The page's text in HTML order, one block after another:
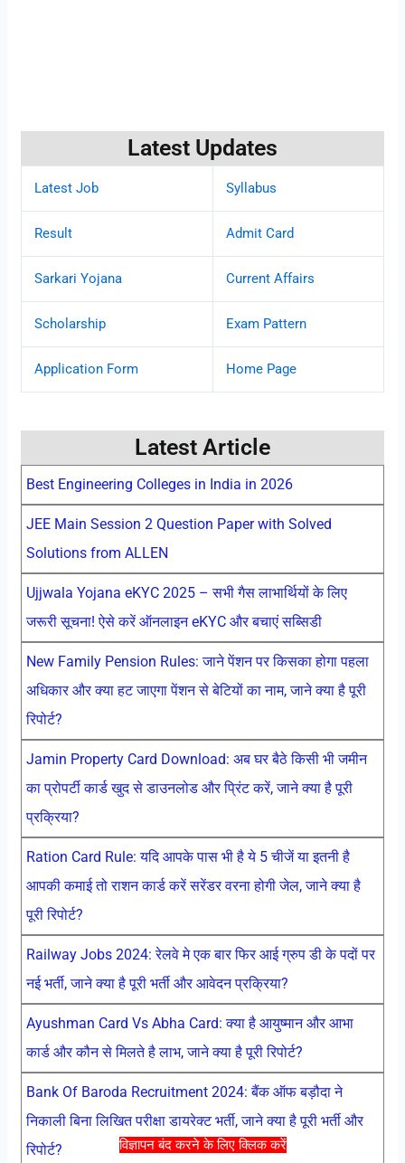
विज्ञापन बंद करने के लिए क्लिक करें
Latest Updates
Latest Job Syllabus
Result Admit Card
Sarkari Yojana Current Affairs
Scholarship Exam Pattern
Application Form Home Page
Latest Article
Best Engineering Colleges in India in 2026
JEE Main Session 2 Question Paper with Solved
Solutions from ALLEN
Ujjwala Yojana eKYC 2025 – सभी गैस लाभार्थियों के लिए
जरूरी सूचना! ऐसे करें ऑनलाइन eKYC और बचाएं सब्सिडी
New Family Pension Rules: जाने पेंशन पर किसका होगा पहला
अधिकार और क्या हट जाएगा पेंशन से बेटियों का नाम, जाने क्या है पूरी
रिपोर्ट?
Jamin Property Card Download: अब घर बैठे किसी भी जमीन
का प्रोपर्टी कार्ड खुद से डाउनलोड और प्रिंट करें, जाने क्या है पूरी
प्रक्रिया?
Ration Card Rule: यदि आपके पास भी है ये 5 चीजें या इतनी है
आपकी कमाई तो राशन कार्ड करें सरेंडर वरना होगी जेल, जाने क्या है
पूरी रिपोर्ट?
Railway Jobs 2024: रेलवे मे एक बार फिर आई ग्रुप डी के पदों पर
नई भर्ती, जाने क्या है पूरी भर्ती और आवेदन प्रक्रिया?
Ayushman Card Vs Abha Card: क्या है आयुष्मान और आभा
कार्ड और कौन से मिलते है लाभ, जाने क्या है पूरी रिपोर्ट?
Bank Of Baroda Recruitment 2024: बैंक ऑफ बड़ौदा ने
निकाली बिना लिखित परीक्षा डायरेक्ट भर्ती, जाने क्या है पूरी भर्ती और
रिपोर्ट?